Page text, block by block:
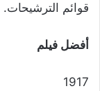
قوائم الترشيحات.
أفضل فيلم
1917